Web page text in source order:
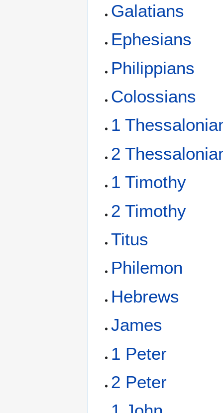
Galatians
Ephesians
Philippians
Colossians
1
2
1 Timothy
2 Timothy
Titus
Philemon
Hebrews
James
1 Peter
2 Peter